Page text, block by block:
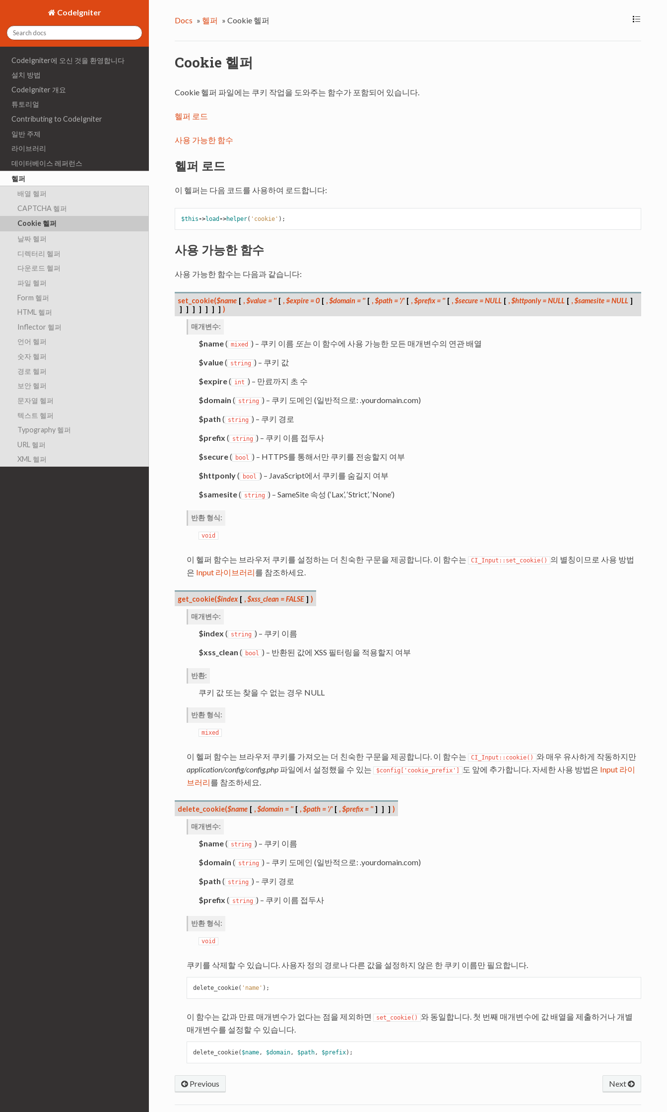
CodeIgniter
CodeIgniter에 오신 것을 환영합니다
설치 방법
CodeIgniter 개요
튜토리얼
Contributing to CodeIgniter
일반 주제
라이브러리
데이터베이스 레퍼런스
헬퍼
배열 헬퍼
CAPTCHA 헬퍼
Cookie 헬퍼
날짜 헬퍼
디렉터리 헬퍼
다운로드 헬퍼
파일 헬퍼
Form 헬퍼
HTML 헬퍼
Inflector 헬퍼
언어 헬퍼
숫자 헬퍼
경로 헬퍼
보안 헬퍼
문자열 헬퍼
텍스트 헬퍼
Typography 헬퍼
URL 헬퍼
XML 헬퍼
Docs » 헬퍼 » Cookie 헬퍼
Cookie 헬퍼
Cookie 헬퍼 파일에는 쿠키 작업을 도와주는 함수가 포함되어 있습니다.
헬퍼 로드
사용 가능한 함수
헬퍼 로드
이 헬퍼는 다음 코드를 사용하여 로드합니다:
$this->load ->helper( 'cookie' );
사용 가능한 함수
사용 가능한 함수는 다음과 같습니다:
set_cookie($name [ ,$value = '' [ ,$expire =0 [ ,$domain = '' [ ,$path = '/' [ ,$prefix = '' [ ,$secure =NULL [ ,$httponly =NULL [ ,$samesite =NULL ]
] ] ] ] ] ] ] )
매개변수:
$name( mixed ) – 쿠키 이름 또는이 함수에 사용 가능한 모든 매개변수의 연관 배열
$value( string ) – 쿠키 값
$expire( int ) – 만료까지 초 수
$domain ( string ) – 쿠키 도메인 (일반적으로: .yourdomain.com)
$path ( string ) – 쿠키 경로
$prefix ( string ) – 쿠키 이름 접두사
$secure( bool
) – HTTPS를 통해서만 쿠키를 전송할지 여부
$httponly( bool
) – JavaScript에서 쿠키를 숨길지 여부
$samesite( string ) – SameSite 속성 (‘Lax’, ‘Strict’, ‘None’)
반환 형식:
void
이 헬퍼 함수는 브라우저 쿠키를 설정하는 더 친숙한 구문을 제공합니다. 이 함수는 CI_Input::set_cookie() 의 별칭이므로 사용 방법
은 Input 라이브러리를 참조하세요.
get_cookie($index [ ,$xss_clean =FALSE ] )
매개변수:
$index ( string ) – 쿠키 이름
$xss_clean ( bool ) – 반환된 값에 XSS 필터링을 적용할지 여부
반환:
쿠키 값 또는 찾을 수 없는 경우 NULL
반환 형식:
mixed
이 헬퍼 함수는 브라우저 쿠키를 가져오는 더 친숙한 구문을 제공합니다. 이 함수는 CI_Input::cookie() 와 매우 유사하게 작동하지만
application/config/config.php파일에서 설정했을 수 있는 $config['cookie_prefix'] 도 앞에 추가합니다. 자세한 사용 방법은 Input 라이
브러리를 참조하세요.
delete_cookie($name [ ,$domain = '' [ ,$path = '/' [ ,$prefix = '' ] ] ] )
매개변수:
$name( string ) – 쿠키 이름
$domain ( string ) – 쿠키 도메인 (일반적으로: .yourdomain.com)
$path ( string ) – 쿠키 경로
$prefix ( string ) – 쿠키 이름 접두사
반환 형식:
void
쿠키를 삭제할 수 있습니다. 사용자 정의 경로나 다른 값을 설정하지 않은 한 쿠키 이름만 필요합니다.
delete_cookie( 'name' );
이 함수는 값과 만료 매개변수가 없다는 점을 제외하면 set_cookie() 와 동일합니다. 첫 번째 매개변수에 값 배열을 제출하거나 개별
매개변수를 설정할 수 있습니다.
delete_cookie( $name, $domain, $path, $prefix);
Next
Previous